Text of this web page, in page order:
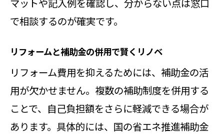
マットや記入例を確認し、分からない点は窓口
で相談するのが確実です。
リフォームと補助金の併用で賢くリノベ
リフォーム費用を抑えるためには、補助金の活
用が欠かせません。複数の補助制度を併用する
ことで、自己負担額をさらに軽減できる場合が
あります。具体的には、国の省エネ推進補助金